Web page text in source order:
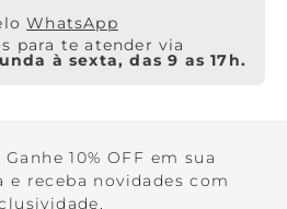
WhatsApp
para te atender via
à sexta, das 9 as 17h.
Ganhe 10% OFF em sua
receba novidades com